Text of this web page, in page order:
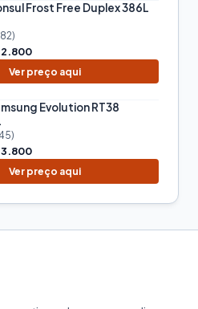
Frost Free Duplex 386L
2.800
Ver preço aqui
Evolution RT38
3.800
Ver preço aqui